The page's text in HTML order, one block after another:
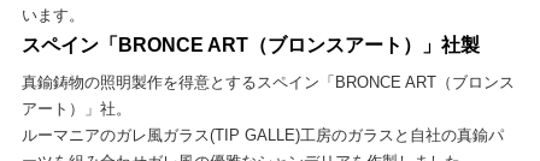
います。
スペイン「BRONCE ART（ブロンスアート）」社製
真鍮鋳物の照明製作を得意とするスペイン「BRONCE ART（ブロンス
アート）」社。
ルーマニアのガレ風ガラス(TIP GALLE)工房のガラスと自社の真鍮パ